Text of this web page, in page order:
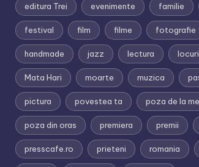
editura Trei evenimente familie
festival film filme fotografie
handmade jazz lectura locuri
Mata Hari moarte muzica
pictura povestea ta poza de la
poza din oras premiera premii
presscafe.ro prieteni romania